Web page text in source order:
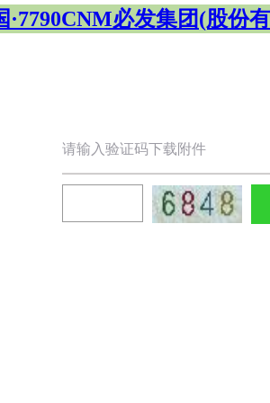
·7790CNM必发集团(股份
请输入验证码下载附件